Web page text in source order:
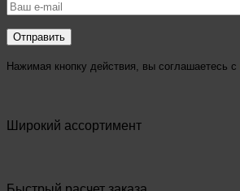
Нажимая кнопку действия, вы соглашаетесь с
Широкий ассортимент